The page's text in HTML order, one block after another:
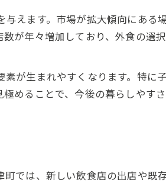
と課題
略の要点
変えるか
を徹底解説
えます。市場が拡大傾向にある
が年々増加しており、外食の選
が生まれやすくなります。特に
めることで、今後の暮らしやす
では、新しい飲食店の出店や既